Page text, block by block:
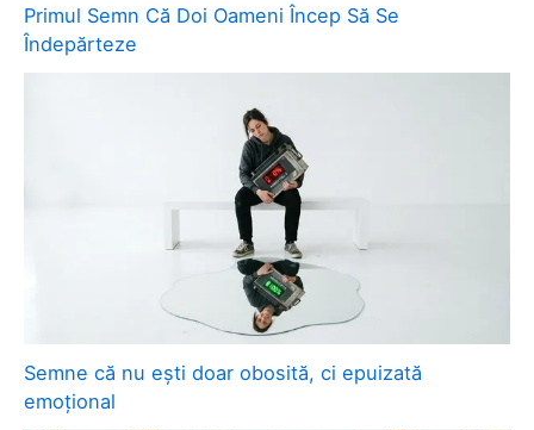
Primul Semn Că Doi Oameni Încep Să Se
Îndepărteze
Semne că nu ești doar obosită, ci epuizată
emoțional